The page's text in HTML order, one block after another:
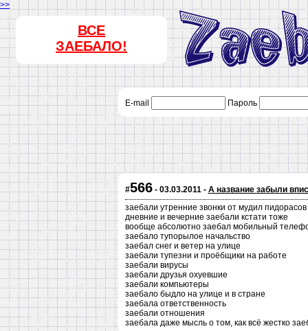
>>
ВСЕ
ЗАЕБАЛО!
E-mail Пароль
#566- 03.03.2011 - А название забыли
заебали утренние звонки от мудил пидорасов
дневние и вечерние заебали кстати тоже
вообще абсолютно заебал мобильный
заебало тупорылое начальство
заебал снег и ветер на улице
заебали тупезни и проёбщики на работе
заебали вирусы
заебали друзья охуевшие
заебали компьютеры
заебало быдло на улице и в стране
заебала ответственность
заебали отношения
заебала даже мысль о том, как всё жестко